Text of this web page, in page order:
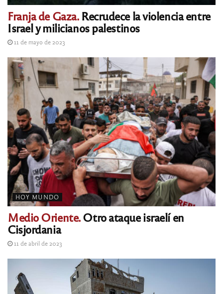
Franja de Gaza.Recrudece la violencia entre
Israel y milicianos palestinos
11 de mayo de 2023
HOY MUNDO
Medio Oriente.Otro ataque israelí en
Cisjordania
11 de abril de 2023